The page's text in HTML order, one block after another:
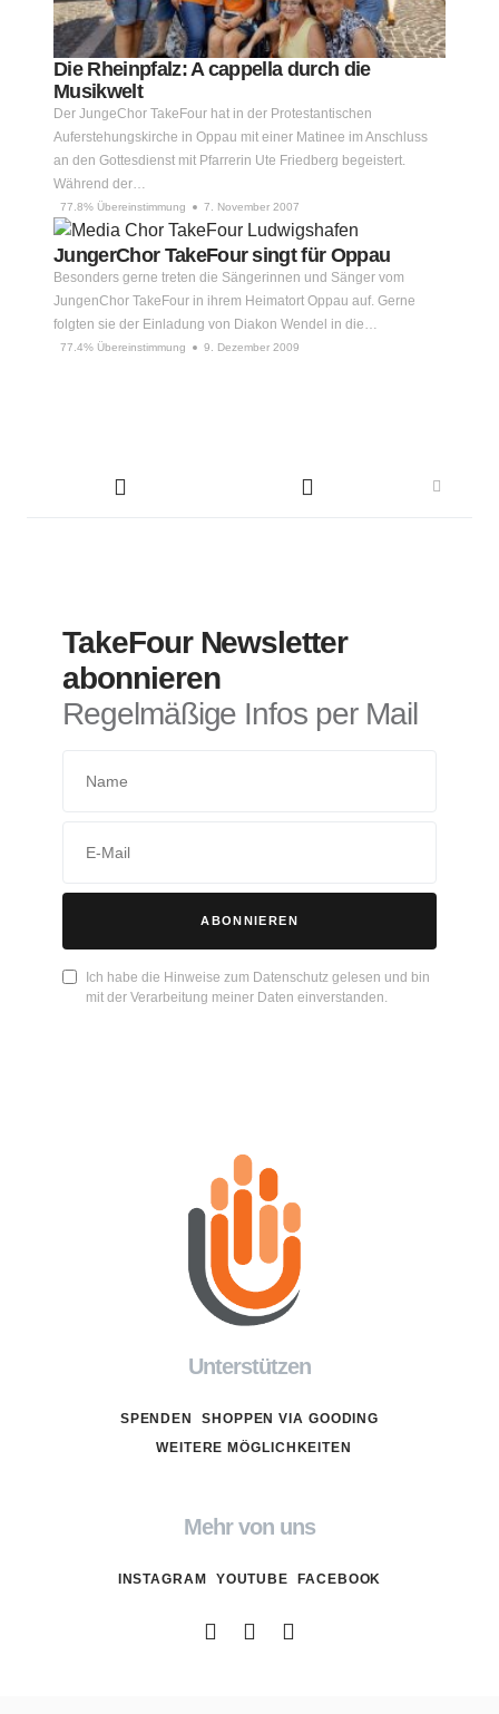
Die Rheinpfalz: A cappella durch die
Musikwelt
Der JungeChor TakeFour hat in der Protestantischen
Auferstehungskirche in Oppau mit einer Matinee im Anschluss
an den Gottesdienst mit Pfarrerin Ute Friedberg begeistert.
Während der…
77.8% Übereinstimmung 7. November 2007
JungerChor TakeFour singt für Oppau
Besonders gerne treten die Sängerinnen und Sänger vom
JungenChor TakeFour in ihrem Heimatort Oppau auf. Gerne
folgten sie der Einladung von Diakon Wendel in die…
77.4% Übereinstimmung 9. Dezember 2009
TakeFour Newsletter
abonnieren
Regelmäßige Infos per Mail
ABONNIEREN
Ich habe die Hinweise zum Datenschutz gelesen und bin
mit der Verarbeitung meiner Daten einverstanden.
Unterstützen
SPENDEN
SHOPPEN VIA GOODING
WEITERE MÖGLICHKEITEN
Mehr von uns
INSTAGRAM YOUTUBE FACEBOOK